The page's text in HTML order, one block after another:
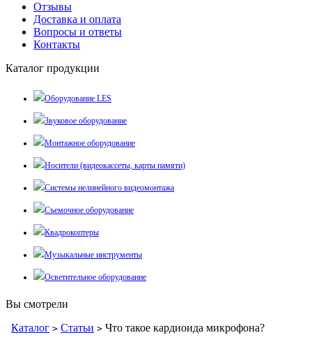
Отзывы
Доставка и оплата
Вопросы и ответы
Контакты
Каталог продукции
Оборудование LES
Звуковое оборудование
Монтажное оборудование
Носители (видеокассеты, карты памяти)
Системы нелинейного видеомонтажа
Съемочное оборудование
Квадрокоптеры
Музыкальные инструменты
Осветительное оборудование
Вы смотрели
Каталог > Статьи > Что такое кардиоида микрофона?